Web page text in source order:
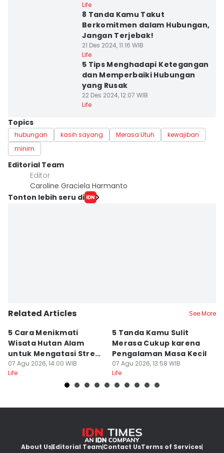
Life
8 Tanda Kamu Takut
Berkomitmen dalam Hubungan,
Jangan Terjebak!
21 Des 2024, 11:16 WIB
Life
5 Tips Menghadapi Ketegangan
dan Memperbaiki Hubungan
yang Rusak
22 Des 2024, 12:07 WIB
Life
Topics
hubungan kasih sayang Merasa Utuh
kewajiban
minim
Editorial Team
Editor
Caroline Graciela Harmanto
Tonton lebih seru di
Related Articles See More
5 Cara Menikmati
Wisata Hutan Alam
untuk Mengatasi Stres
Kerja
07 Agu 2026, 14:00 WIB
Life
5 Tanda Kamu Sulit
Merasa Cukup karena
Pengalaman Masa Kecil
07 Agu 2026, 13:58 WIB
Life
About UsEditorial TeamContact UsTerms of Services